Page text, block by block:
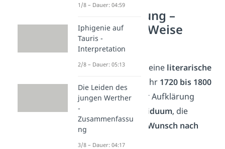
Die Aufklärung –
Nathan der Weise
Epoche
Die Aufklärung ist eine literarische
Epoche
, die vom Jahr 1720 bis 1800
geht. Im Fokus der Aufklärung
standen das
Individuum, die
Vernunftund der
Wunsch nach
Freiheit
1/8 – Dauer: 04:59
Iphigenie auf
Tauris -
Interpretation
2/8 – Dauer: 05:13
Die Leiden des
jungen Werther
-
Zusammenfassu
ng
3/8 – Dauer: 04:17